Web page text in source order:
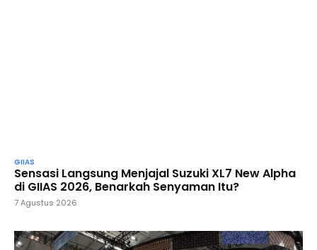
GIIAS
Sensasi Langsung Menjajal Suzuki XL7 New Alpha
di GIIAS 2026, Benarkah Senyaman Itu?
7 Agustus 2026